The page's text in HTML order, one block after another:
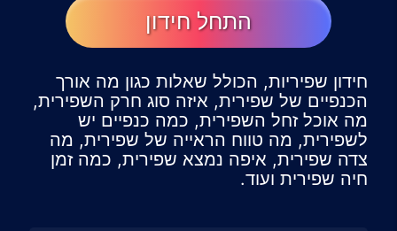
התחל חידון
חידון שפיריות, הכולל שאלות כגון מה אורך
הכנפיים של שפירית, איזה סוג חרק השפירית,
מה אוכל זחל השפירית, כמה כנפיים יש
לשפירית, מה טווח הראייה של שפירית, מה
צדה שפירית, איפה נמצא שפירית, כמה זמן
חיה שפירית ועוד.